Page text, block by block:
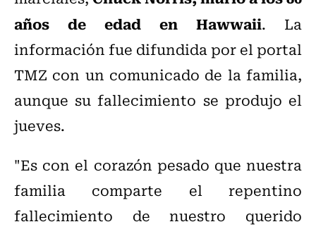
años de edad en Hawwaii. La
información fue difundida por el portal
TMZ con un comunicado de la familia,
aunque su fallecimiento se produjo el
jueves.
"Es con el corazón pesado que nuestra
familia comparte el repentino
fallecimiento de nuestro querido